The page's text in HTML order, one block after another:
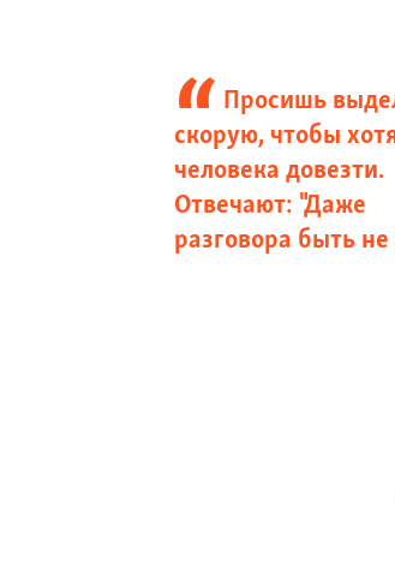
Просишь
скорую, чтобы
человека довезти.
Отвечают: "Даже
разговора быть